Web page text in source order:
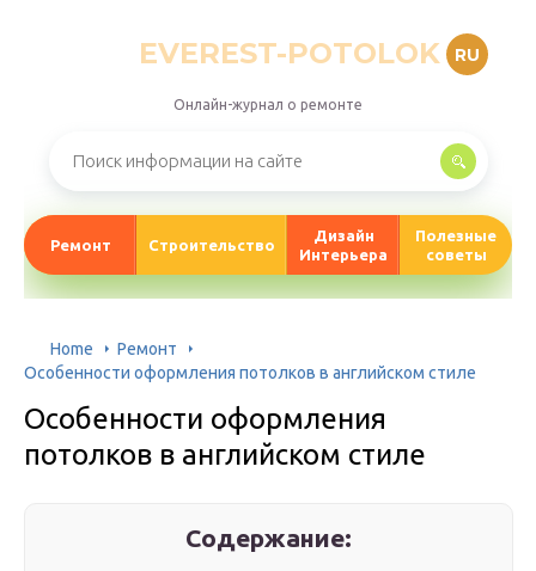
EVEREST-POTOLOK RU
Онлайн-журнал о ремонте
Ремонт Строительство
Дизайн
Интерьера
Полезные
советы
Home
Ремонт
Особенности оформления потолков в английском стиле
Особенности оформления
потолков в английском стиле
Содержание: